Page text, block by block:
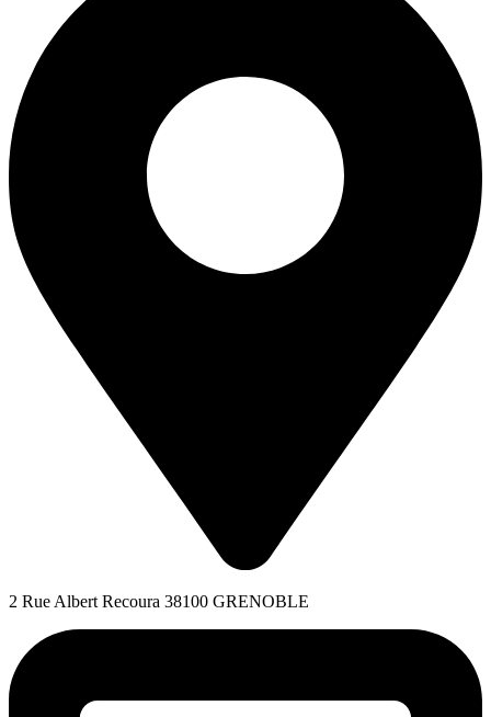
2 Rue Albert Recoura 38100 GRENOBLE